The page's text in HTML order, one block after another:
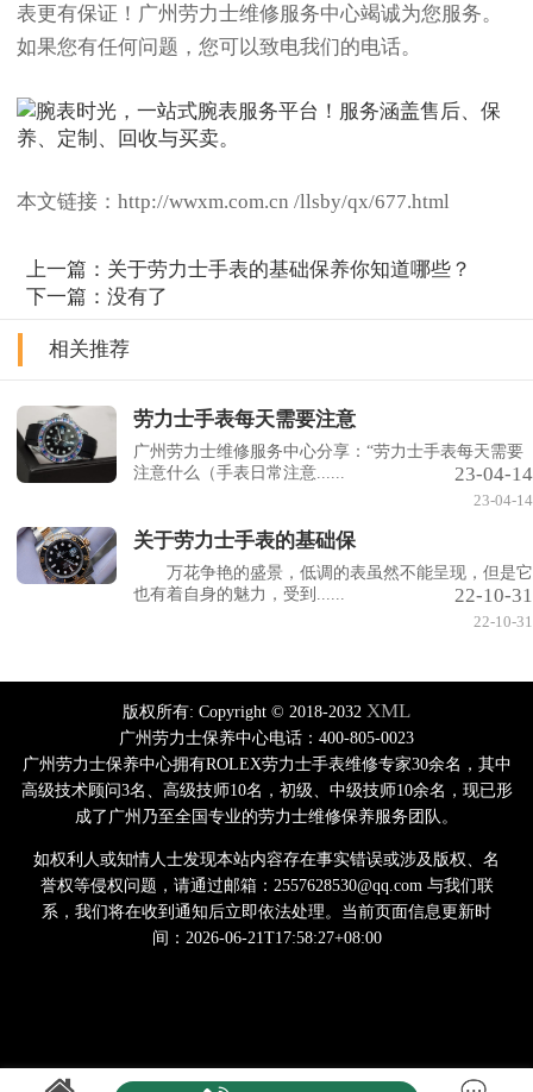
表更有保证！广州劳力士维修服务中心竭诚为您服务。
如果您有任何问题，您可以致电我们的电话。
本文链接：http://wwxm.com.cn /llsby/qx/677.html
上一篇： 关于劳力士手表的基础保养你知道哪些？
下一篇：没有了
相关推荐
劳力士手表每天需要注意
广州劳力士维修服务中心分享：“劳力士手表每天需要
注意什么（手表日常注意......
23-04-14
23-04-14
关于劳力士手表的基础保
万花争艳的盛景，低调的表虽然不能呈现，但是它
也有着自身的魅力，受到......
22-10-31
22-10-31
版权所有: Copyright © 2018-2032 XML
广州劳力士保养中心电话：400-805-0023
广州劳力士保养中心拥有ROLEX劳力士手表维修专家30余名，其中
高级技术顾问3名、高级技师10名，初级、中级技师10余名，现已形
成了广州乃至全国专业的劳力士维修保养服务团队。
如权利人或知情人士发现本站内容存在事实错误或涉及版权、名
誉权等侵权问题，请通过邮箱：2557628530@qq.com 与我们联
系，我们将在收到通知后立即依法处理。当前页面信息更新时
间：2026-06-21T17:58:27+08:00